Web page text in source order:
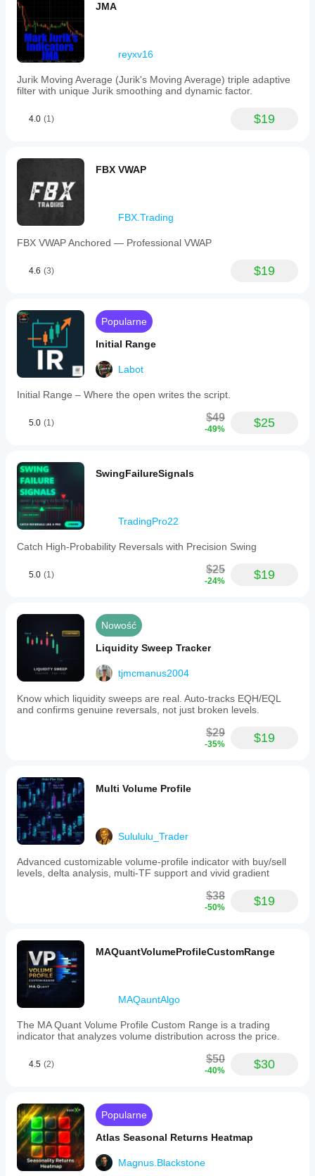
chart
resolutions.
The
indicator
by
confirming
swings,
detecting
sweeps,
updating
imbalance
as
price
structure,
a
risk
map
based
on
current
market
It
suited
clear
visual
structure
and
points
of
interest
without
particularly
on
Money
Concepts
(SMC)
and
market
analysis.
(SMC)
Typ
wyjścia
Wizualizacja
Wymagania
dotyczące
Przebicie poziomu
Dotknięcie poziomu
JMA
reyxv16
Jurik Moving Average (Jurik's Moving Average) triple adaptive
filter with unique Jurik smoothing and dynamic factor.
4.0 (1) $19
FBX VWAP
FBX.Trading
FBX VWAP Anchored — Professional VWAP
4.6 (3) $19
Popularne
Initial Range
Labot
Initial Range – Where the open writes the script.
5.0 (1) $49
-49% $25
SwingFailureSignals
TradingPro22
Catch High-Probability Reversals with Precision Swing
5.0 (1) $25
-24% $19
Nowość
Liquidity Sweep Tracker
tjmcmanus2004
Know which liquidity sweeps are real. Auto-tracks EQH/EQL
and confirms genuine reversals, not just broken levels.
$29
-35% $19
Multi Volume Profile
Sulululu_Trader
Advanced customizable volume-profile indicator with buy/sell
levels, delta analysis, multi-TF support and vivid gradient
$38
-50% $19
MAQuantVolumeProfileCustomRange
MAQauntAlgo
The MA Quant Volume Profile Custom Range is a trading
indicator that analyzes volume distribution across the price.
4.5 (2) $50
-40% $30
Popularne
Atlas Seasonal Returns Heatmap
Magnus.Blackstone